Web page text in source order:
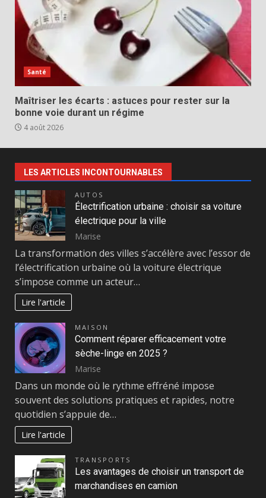
Santé
Maîtriser les écarts : astuces pour rester sur la
bonne voie durant un régime
4 août 2026
LES ARTICLES INCONTOURNABLES
AUTOS
Électrification urbaine : choisir sa voiture
électrique pour la ville
Marise
La transformation des villes s’accélère avec l’essor de
l’électrification urbaine où la voiture électrique
s’impose comme un acteur…
Lire l'article
MAISON
Comment réparer efficacement votre
sèche-linge en 2025 ?
Marise
Dans un monde où le rythme effréné impose
souvent des solutions pratiques et rapides, notre
quotidien s’appuie de…
Lire l'article
TRANSPORTS
Les avantages de choisir un transport de
marchandises en camion